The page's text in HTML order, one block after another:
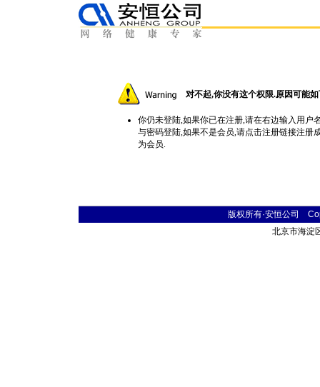
对不起,你没有这个权限.原因可能如
你仍未登陆,如果你已在注册,请在右边输入用户
与密码登陆,如果不是会员,请点击注册链接注册
为会员.
版权所有·安恒公司
北京市海淀